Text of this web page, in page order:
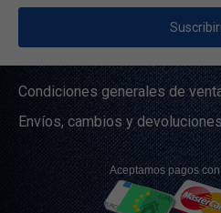
Condiciones generales de
Envíos, cambios y devoluciones
Aceptamos pagos